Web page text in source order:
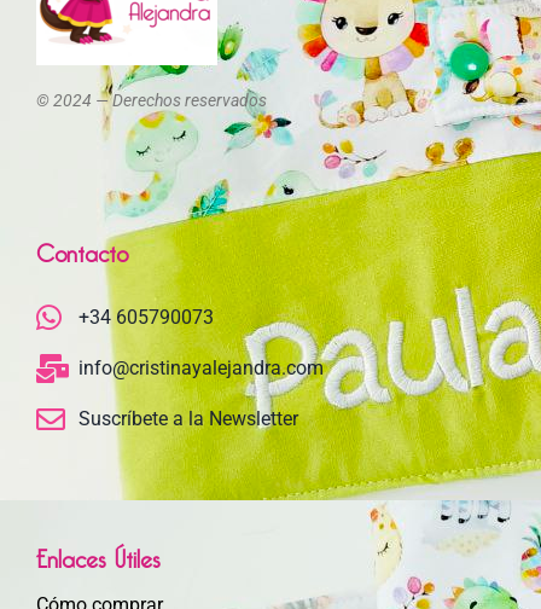
© 2024 — Derechos reservados
Contacto
+34 605790073
info@cristinayalejandra.com
Suscríbete a la Newsletter
Enlaces Útiles